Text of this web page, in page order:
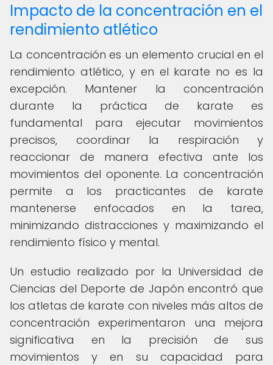
Impacto de la concentración en el
rendimiento atlético
La concentración es un elemento crucial en el
rendimiento atlético, y en el karate no es la
excepción. Mantener la concentración
durante la práctica de karate es
fundamental para ejecutar movimientos
precisos, coordinar la respiración y
reaccionar de manera efectiva ante los
movimientos del oponente. La concentración
permite a los practicantes de karate
mantenerse enfocados en la tarea,
minimizando distracciones y maximizando el
rendimiento físico y mental.
Un estudio realizado por la Universidad de
Ciencias del Deporte de Japón encontró que
los atletas de karate con niveles más altos de
concentración experimentaron una mejora
significativa en la precisión de sus
movimientos y en su capacidad para